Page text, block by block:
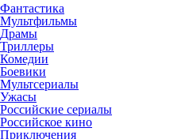
Фантастика
Мультфильмы
Драмы
Триллеры
Комедии
Боевики
Мультсериалы
Ужасы
Российские сериалы
Российское кино
Приключения